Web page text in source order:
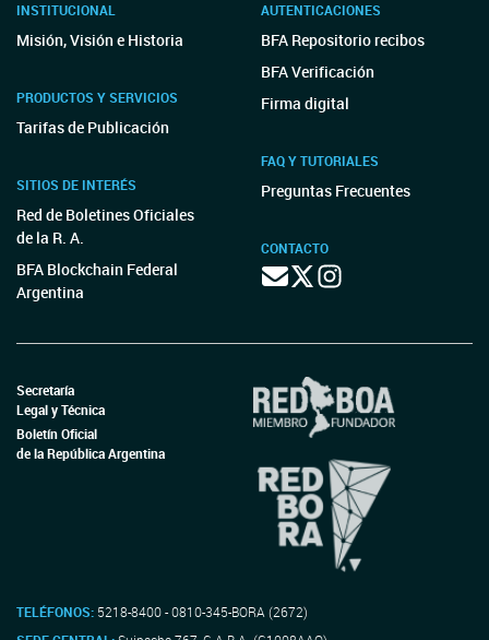
INSTITUCIONAL
Misión, Visión e Historia
PRODUCTOS Y SERVICIOS
Tarifas de Publicación
SITIOS DE INTERÉS
Red de Boletines Oficiales
de la R. A.
BFA Blockchain Federal
Argentina
AUTENTICACIONES
BFA Repositorio recibos
BFA Verificación
Firma digital
FAQ Y TUTORIALES
Preguntas Frecuentes
CONTACTO
Secretaría
Legal y Técnica
Boletín Oficial
de la República Argentina
TELÉFONOS: 5218-8400 - 0810-345-BORA (2672)